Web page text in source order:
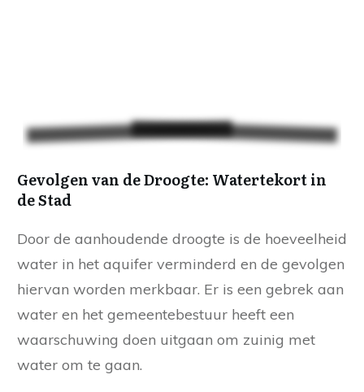
Gevolgen van de Droogte: Watertekort in
de Stad
Door de aanhoudende droogte is de hoeveelheid
water in het aquifer verminderd en de gevolgen
hiervan worden merkbaar. Er is een gebrek aan
water en het gemeentebestuur heeft een
waarschuwing doen uitgaan om zuinig met
water om te gaan.